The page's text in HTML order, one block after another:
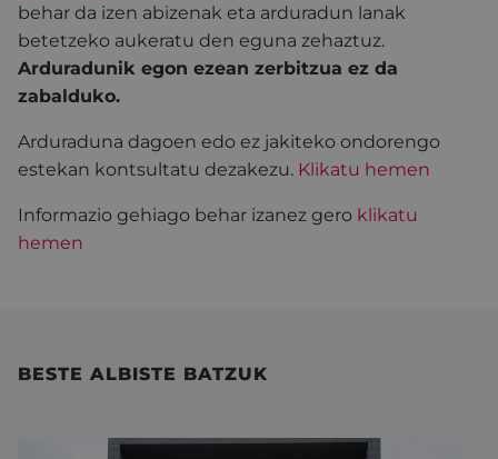
behar da izen abizenak eta arduradun lanak
betetzeko aukeratu den eguna zehaztuz.
Arduradunik egon ezean zerbitzua ez da
zabalduko.
Arduraduna dagoen edo ez jakiteko ondorengo
estekan kontsultatu dezakezu. Klikatu hemen
Informazio gehiago behar izanez gero klikatu
hemen
BESTE ALBISTE BATZUK